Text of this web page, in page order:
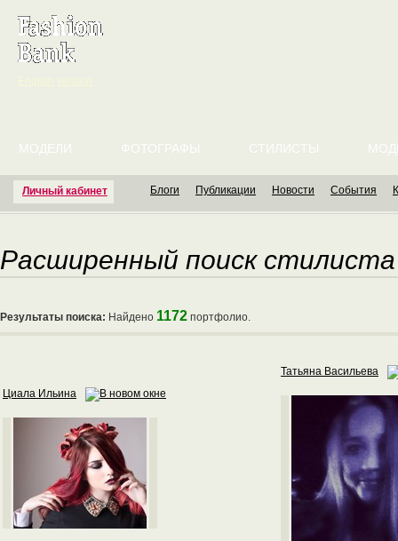
Личный кабинет
МОДЕЛИ ФОТОГРАФЫ СТИЛИСТЫ
Блоги Публикации Новости События
Расширенный поиск стилиста
Результаты поиска: Найдено 1172 портфолио.
Циала Ильина
Татьяна Васильева